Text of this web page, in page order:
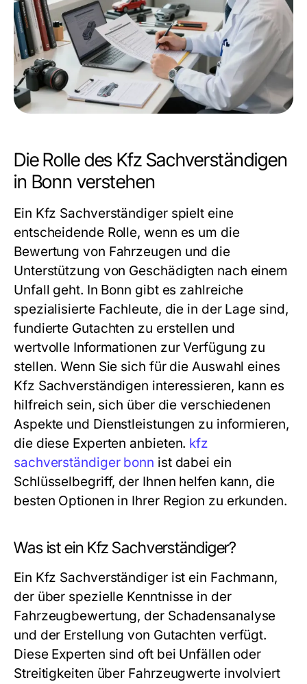
Die Rolle des Kfz Sachverständigen
in Bonn verstehen
Ein Kfz Sachverständiger spielt eine
entscheidende Rolle, wenn es um die
Bewertung von Fahrzeugen und die
Unterstützung von Geschädigten nach einem
Unfall geht. In Bonn gibt es zahlreiche
spezialisierte Fachleute, die in der Lage sind,
fundierte Gutachten zu erstellen und
wertvolle Informationen zur Verfügung zu
stellen. Wenn Sie sich für die Auswahl eines
Kfz Sachverständigen interessieren, kann es
hilfreich sein, sich über die verschiedenen
Aspekte und Dienstleistungen zu informieren,
die diese Experten anbieten. kfz
sachverständiger bonn ist dabei ein
Schlüsselbegriff, der Ihnen helfen kann, die
besten Optionen in Ihrer Region zu erkunden.
Was ist ein Kfz Sachverständiger?
Ein Kfz Sachverständiger ist ein Fachmann,
der über spezielle Kenntnisse in der
Fahrzeugbewertung, der Schadensanalyse
und der Erstellung von Gutachten verfügt.
Diese Experten sind oft bei Unfällen oder
Streitigkeiten über Fahrzeugwerte involviert